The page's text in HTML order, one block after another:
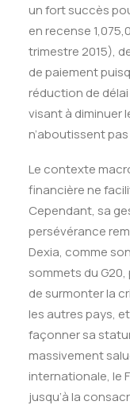
un fort succès
en recense
trimestre 2015),
de paiement
réduction de
visant à diminuer
n’aboutissent
Le contexte
financière ne
Cependant, sa
persévérance
Dexia, comme
sommets du G20,
de surmonter la
les autres pays,
façonner sa
massivement
internationale, le
jusqu’à la